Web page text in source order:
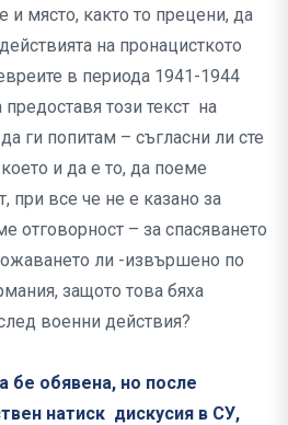
и място, както то прецени, да
на пронацисткото
в периода 1941-1944
този текст на
ги попитам – съгласни ли сте
и да е то, да поеме
при все че не е казано за
отговорност – за спасяването
ли -извършено по
защото това бяха
военни действия?
бе обявена, но после
натиск дискусия в СУ,